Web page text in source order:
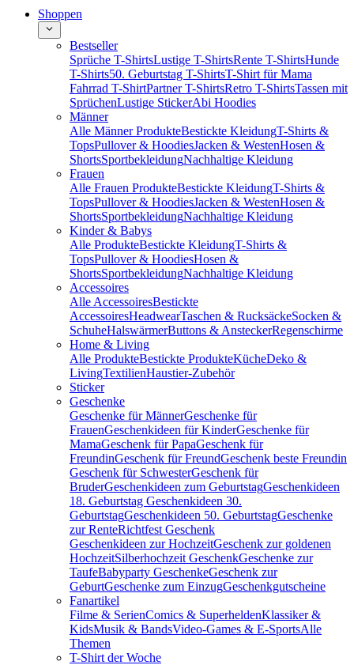
Shoppen
Bestseller
Sprüche T-ShirtsLustige T-ShirtsRente T-ShirtsHunde
T-Shirts50. Geburtstag T-ShirtsT-Shirt für Mama
Fahrrad T-ShirtPartner T-ShirtsRetro T-ShirtsTassen mit
SprüchenLustige StickerAbi Hoodies
Männer
Alle Männer ProdukteBestickte KleidungT-Shirts &
TopsPullover & HoodiesJacken & WestenHosen &
ShortsSportbekleidungNachhaltige Kleidung
Frauen
Alle Frauen ProdukteBestickte KleidungT-Shirts &
TopsPullover & HoodiesJacken & WestenHosen &
ShortsSportbekleidungNachhaltige Kleidung
Kinder & Babys
Alle ProdukteBestickte KleidungT-Shirts &
TopsPullover & HoodiesHosen &
ShortsSportbekleidungNachhaltige Kleidung
Accessoires
Alle AccessoiresBestickte
AccessoiresHeadwearTaschen & RucksäckeSocken &
SchuheHalswärmerButtons & AnsteckerRegenschirme
Home & Living
Alle ProdukteBestickte ProdukteKücheDeko &
LivingTextilienHaustier-Zubehör
Sticker
Geschenke
Geschenke für MännerGeschenke für
FrauenGeschenkideen für KinderGeschenke für
MamaGeschenk für PapaGeschenk für
FreundinGeschenk für FreundGeschenk beste Freundin
Geschenk für SchwesterGeschenk für
BruderGeschenkideen zum GeburtstagGeschenkideen
18. Geburtstag Geschenkideen 30.
GeburtstagGeschenkideen 50. GeburtstagGeschenke
zur RenteRichtfest Geschenk
Geschenkideen zur HochzeitGeschenk zur goldenen
HochzeitSilberhochzeit GeschenkGeschenke zur
TaufeBabyparty GeschenkeGeschenk zur
GeburtGeschenke zum EinzugGeschenkgutscheine
Fanartikel
Filme & SerienComics & SuperheldenKlassiker &
KidsMusik & BandsVideo-Games & E-SportsAlle
Themen
T-Shirt der Woche